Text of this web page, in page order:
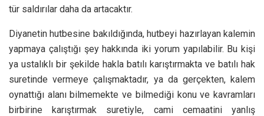
tür saldırılar daha da artacaktır.
Diyanetin hutbesine bakıldığında, hutbeyi hazırlayan kalemin
yapmaya çalıştığı şey hakkında iki yorum yapılabilir. Bu kişi
ya ustalıklı bir şekilde hakla batılı karıştırmakta ve batılı hak
suretinde vermeye çalışmaktadır, ya da gerçekten, kalem
oynattığı alanı bilmemekte ve bilmediği konu ve kavramları
birbirine karıştırmak suretiyle, cami cemaatini yanlış